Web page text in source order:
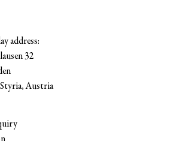
address:
32
Austria